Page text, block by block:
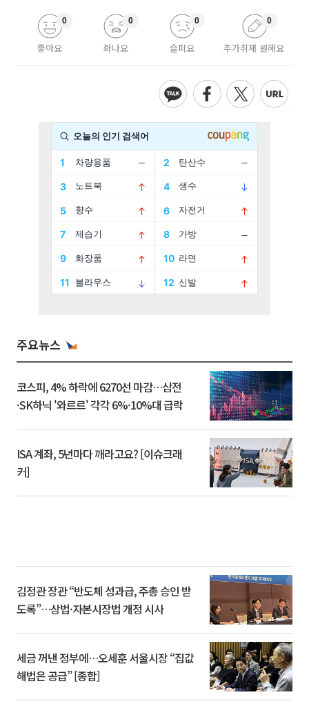
좋아요
0
화나요
0
슬퍼요
0
추가취재 원해요
0
주요뉴스
코스피, 4% 하락에 6270선 마감…삼전
·SK하닉 '와르르' 각각 6%·10%대 급락
ISA 계좌, 5년마다 깨라고요? [이슈크래
커]
김정관 장관 “반도체 성과급, 주총 승인 받
도록”…상법·자본시장법 개정 시사
세금 꺼낸 정부에…오세훈 서울시장 “집값
해법은 공급” [종합]